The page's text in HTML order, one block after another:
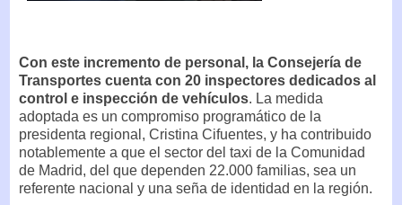
Con este incremento de personal, la Consejería de
Transportes cuenta con 20 inspectores dedicados al
control e inspección de vehículos. La medida
adoptada es un compromiso programático de la
presidenta regional, Cristina Cifuentes, y ha contribuido
notablemente a que el sector del taxi de la Comunidad
de Madrid, del que dependen 22.000 familias, sea un
referente nacional y una seña de identidad en la región.